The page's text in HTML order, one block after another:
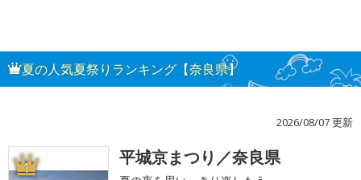
夏の人気夏祭りランキング【奈良県】
2026/08/07 更新
1 平城京まつり／奈良県